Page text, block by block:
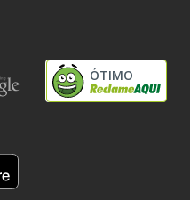
ÓTIMO